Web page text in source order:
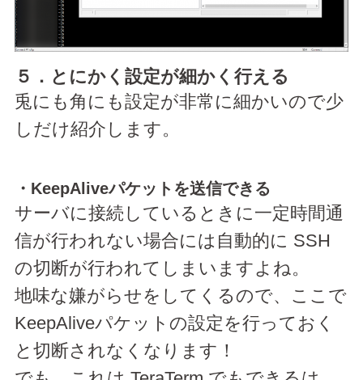
５．とにかく設定が細かく行える
兎にも角にも設定が非常に細かいので少
しだけ紹介します。
・KeepAliveパケットを送信できる
サーバに接続しているときに一定時間通
信が行われない場合には自動的に SSH
の切断が行われてしまいますよね。
地味な嫌がらせをしてくるので、ここで
KeepAliveパケットの設定を行っておく
と切断されなくなります！